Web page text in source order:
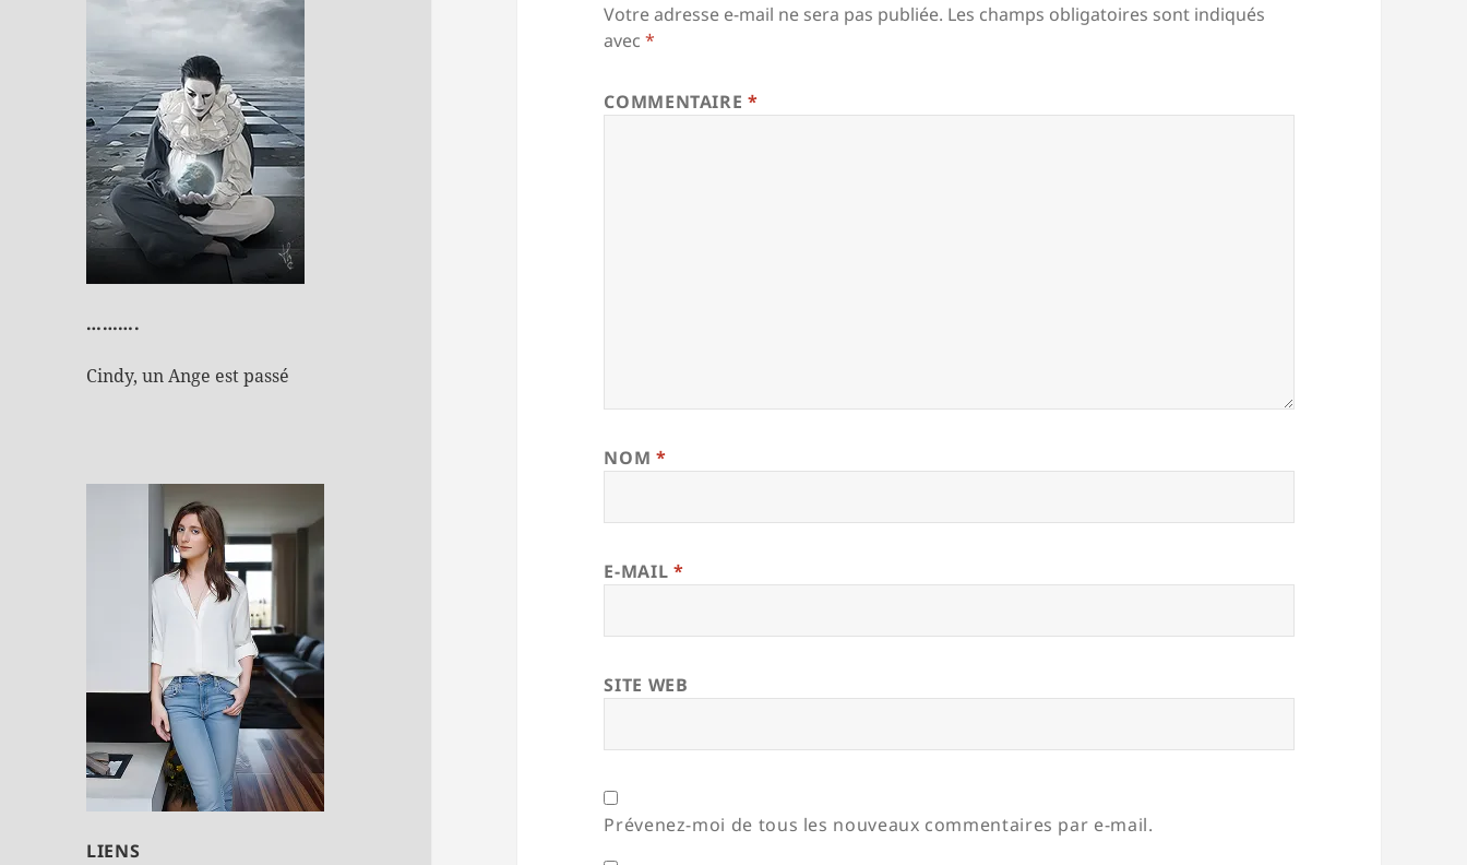
……….
Cindy, un Ange est passé
LIENS
Votre adresse e-mail ne sera pas publiée. Les champs obligatoires sont indiqués
avec*
COMMENTAIRE*
NOM *
E-MAIL *
SITE WEB
Prévenez-moi de tous les nouveaux commentaires par e-mail.